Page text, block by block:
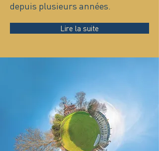
depuis plusieurs années.
Lire la suite